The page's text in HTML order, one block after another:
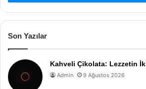
Son Yazılar
Kahveli Çikolata: Lezzetin
Admin 9 Ağustos 2026